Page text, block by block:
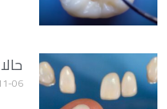
06